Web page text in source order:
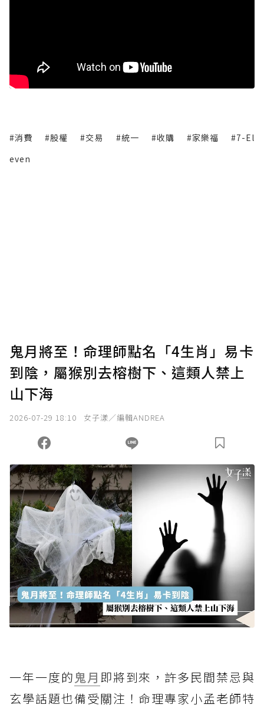
#消費 #股權 #交易 #統一 #收購 #家樂福
#7-El
even
鬼月將至！命理師點名「4生肖」易卡
到陰，屬猴別去榕樹下、這類人禁上
山下海
2026-07-29 18:10 女子漾／編輯ANDREA
一年一度的鬼月 即將到來，許多民間禁忌與
玄學話題也備受關注！命理專家小孟老師特